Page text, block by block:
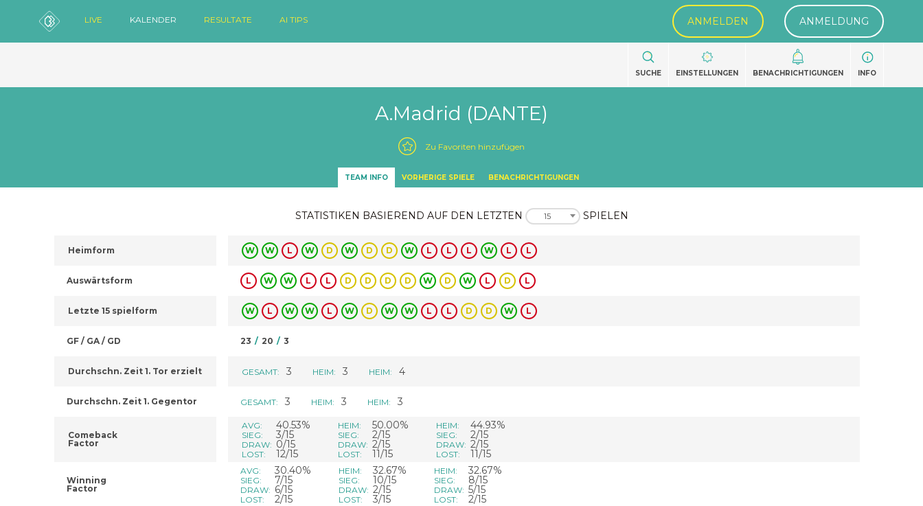
LIVE KALENDER RESULTATE AI TIPS ANMELDEN ANMELDUNG
SUCHE EINSTELLUNGEN BENACHRICHTIGUNGEN INFO
A.Madrid (DANTE)
Zu Favoriten hinzufügen
TEAM INFO VORHERIGE SPIELE BENACHRICHTIGUNGEN
STATISTIKEN BASIEREND AUF DEN LETZTEN 15 SPIELEN
Heimform
Auswärtsform
Letzte 15 spielform
GF / GA / GD
Durchschn. Zeit 1. Tor erzielt
Durchschn. Zeit 1. Gegentor
Comeback
Factor
Winning
Factor
W W L W D W D D W L L L W L L
L W W L L D D D D W D W L D L
W L W W L W D W W L L D D W L
23 / 20 / 3
GESAMT: 3 HEIM: 3 HEIM: 4
GESAMT: 3 HEIM: 3 HEIM: 3
AVG: 40.53%
SIEG: 3/15
DRAW: 0/15
LOST: 12/15
HEIM: 50.00%
SIEG: 2/15
DRAW: 2/15
LOST: 11/15
HEIM: 44.93%
SIEG: 2/15
DRAW: 2/15
LOST: 11/15
AVG: 30.40%
SIEG: 7/15
DRAW: 6/15
LOST: 2/15
HEIM: 32.67%
SIEG: 10/15
DRAW: 2/15
LOST: 3/15
HEIM: 32.67%
SIEG: 8/15
DRAW: 5/15
LOST: 2/15